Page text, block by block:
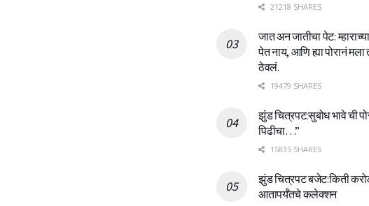
21218 SHARES
जात अन जातीचा पेट:
पेत नाय, आणि ह्या पोरानं
ठेवलं.
19479 SHARES
झुंड चित्रपट:सुबोध भावे ची
पिढीचा…”
15835 SHARES
झुंड चित्रपट बजेट:किती
आतापर्यँतचे कलेक्शन